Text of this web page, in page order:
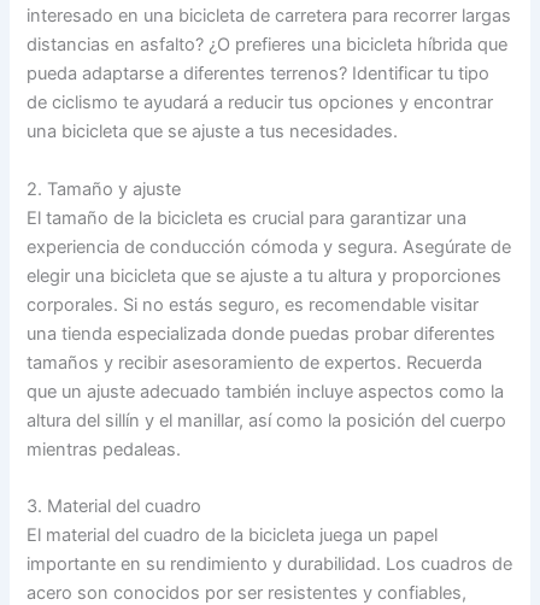
interesado en una bicicleta de carretera para recorrer largas
distancias en asfalto? ¿O prefieres una bicicleta híbrida que
pueda adaptarse a diferentes terrenos? Identificar tu tipo
de ciclismo te ayudará a reducir tus opciones y encontrar
una bicicleta que se ajuste a tus necesidades.
2. Tamaño y ajuste
El tamaño de la bicicleta es crucial para garantizar una
experiencia de conducción cómoda y segura. Asegúrate de
elegir una bicicleta que se ajuste a tu altura y proporciones
corporales. Si no estás seguro, es recomendable visitar
una tienda especializada donde puedas probar diferentes
tamaños y recibir asesoramiento de expertos. Recuerda
que un ajuste adecuado también incluye aspectos como la
altura del sillín y el manillar, así como la posición del cuerpo
mientras pedaleas.
3. Material del cuadro
El material del cuadro de la bicicleta juega un papel
importante en su rendimiento y durabilidad. Los cuadros de
acero son conocidos por ser resistentes y confiables,